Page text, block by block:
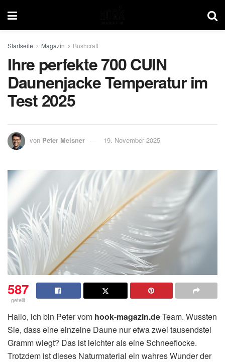
Startseite Magazin Bushcraft
Ihre perfekte 700 CUIN
Daunenjacke Temperatur im
Test 2025
von Peter Meisner 19. November 2025
587
geteilt
Hallo, ich bin Peter vom hook-magazin.deTeam. Wussten
Sie, dass eine einzelne Daune nur etwa zwei tausendstel
Gramm wiegt? Das ist leichter als eine Schneeflocke.
Trotzdem ist dieses Naturmaterial ein wahres Wunder der